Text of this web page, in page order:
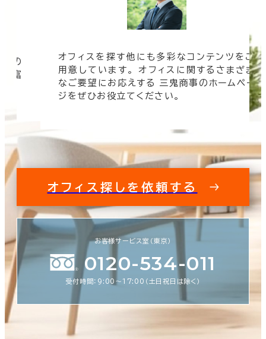
ご
ま
オフィスビルの情報がすぐに欲しい！ そんな
時は三鬼商事へお問い合わせください。 より
速く、より正確に、より良い情報をお届けしま
す。
オフィス探しを依頼する
お客様サービス室（東京）
0120-534-011
受付時間：9:00〜17:00（土日祝日は除く）